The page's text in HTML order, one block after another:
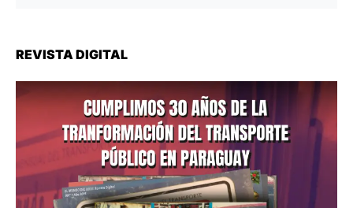
REVISTA DIGITAL